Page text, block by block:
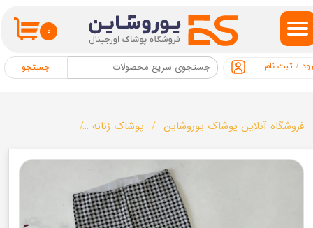
۰
جستجو / ثبت نام
حساب کاربری من
تغییر گذر واژه
خروج از حساب کاربری
فروشگاه آنلاین پوشاک یوروشاین پوشاک زنانه